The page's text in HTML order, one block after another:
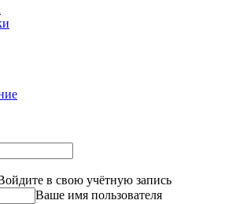
в свою учётную запись
Ваше имя пользователя